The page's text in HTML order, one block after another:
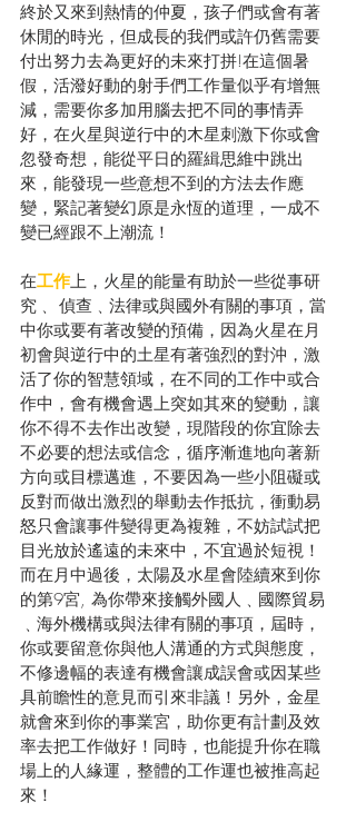
終於又來到熱情的仲夏，孩子們或會有著
休閒的時光，但成長的我們或許仍舊需要
付出努力去為更好的未來打拼!在這個暑
假，活潑好動的射手們工作量似乎有增無
減，需要你多加用腦去把不同的事情弄
好，在火星與逆行中的木星刺激下你或會
忽發奇想，能從平日的羅緝思維中跳出
來，能發現一些意想不到的方法去作應
變，緊記著變幻原是永恆的道理，一成不
變已經跟不上潮流！
在工作上，火星的能量有助於一些從事研
究﹑ 偵查﹑法律或與國外有關的事項，當
中你或要有著改變的預備，因為火星在月
初會與逆行中的土星有著強烈的對沖，激
活了你的智慧領域，在不同的工作中或合
作中，會有機會遇上突如其來的變動，讓
你不得不去作出改變，現階段的你宜除去
不必要的想法或信念，循序漸進地向著新
方向或目標邁進，不要因為一些小阻礙或
反對而做出激烈的舉動去作抵抗，衝動易
怒只會讓事件變得更為複雜，不妨試試把
目光放於遙遠的未來中，不宜過於短視！
而在月中過後，太陽及水星會陸續來到你
的第9宮, 為你帶來接觸外國人﹑國際貿易
﹑海外機構或與法律有關的事項，屆時，
你或要留意你與他人溝通的方式與態度，
不修邊幅的表達有機會讓成誤會或因某些
具前瞻性的意見而引來非議！另外，金星
就會來到你的事業宮，助你更有計劃及效
率去把工作做好！同時，也能提升你在職
場上的人緣運，整體的工作運也被推高起
來！